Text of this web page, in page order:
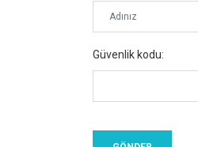
Güvenlik kodu: